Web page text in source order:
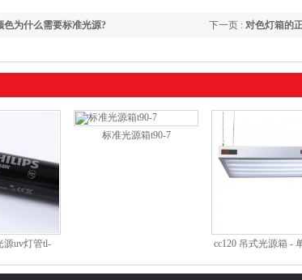
下一页 : 对色灯箱的
色为什么需要标准光源?
源uv灯管tl-
标准光源箱t90-7
cc120 吊式光源箱 -